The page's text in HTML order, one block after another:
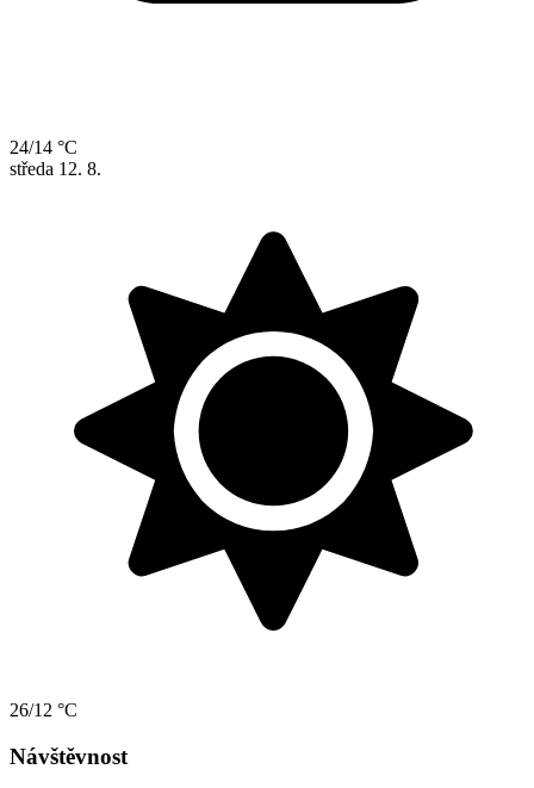
24/14 °C
středa 12. 8.
26/12 °C
Návštěvnost